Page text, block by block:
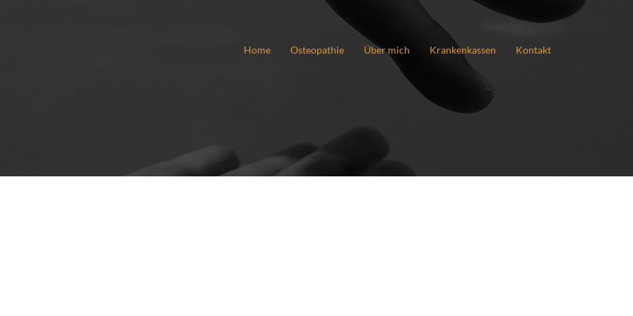
Home Osteopathie Über mich Krankenkassen Kontakt